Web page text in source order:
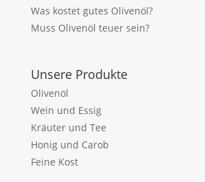
Was kostet gutes Olivenöl?
Muss Olivenöl teuer sein?
Unsere Produkte
Olivenöl
Wein und Essig
Kräuter und Tee
Honig und Carob
Feine Kost